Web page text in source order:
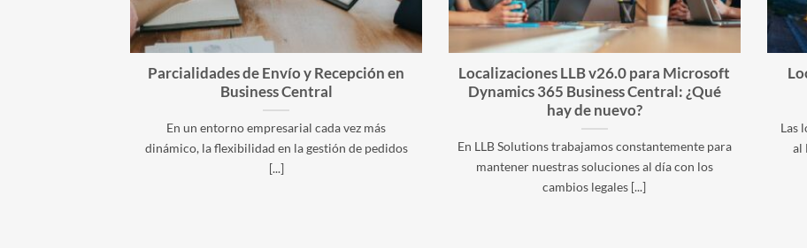
Parcialidades de Envío y Recepción en
Business Central
En un entorno empresarial cada vez más
dinámico, la flexibilidad en la gestión de pedidos
[...]
Localizaciones LLB v26.0 para Microsoft
Dynamics 365 Business Central: ¿Qué
hay de nuevo?
En LLB Solutions trabajamos constantemente para
mantener nuestras soluciones al día con los
cambios legales [...]
Las
al